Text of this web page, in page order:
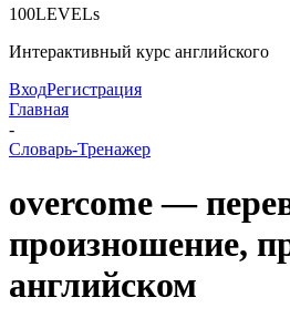
100LEVELs
Интерактивный курс английского
ВходРегистрация
Главная
-
Словарь-Тренажер
overcome —
произношение,
английском